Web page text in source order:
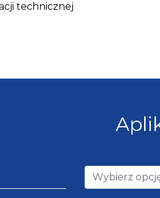
technicznej
Wybierz